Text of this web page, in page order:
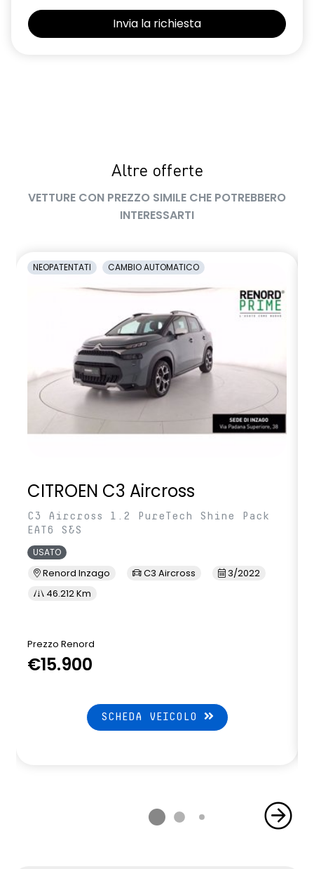
Selleria Stepway in tessuto blu e nero
Volante regolabile in altezza e profondità
Altre offerte
VETTURE CON PREZZO SIMILE CHE POTREBBERO
INTERESSARTI
NEOPATENTATI CAMBIO AUTOMATICO
CITROEN C3 Aircross
C3 Aircross 1.2 PureTech Shine Pack
EAT6 S&S
USATO
Renord Inzago C3 Aircross
3/2022
46.212 Km
Prezzo Renord
€15.900
SCHEDA VEICOLO